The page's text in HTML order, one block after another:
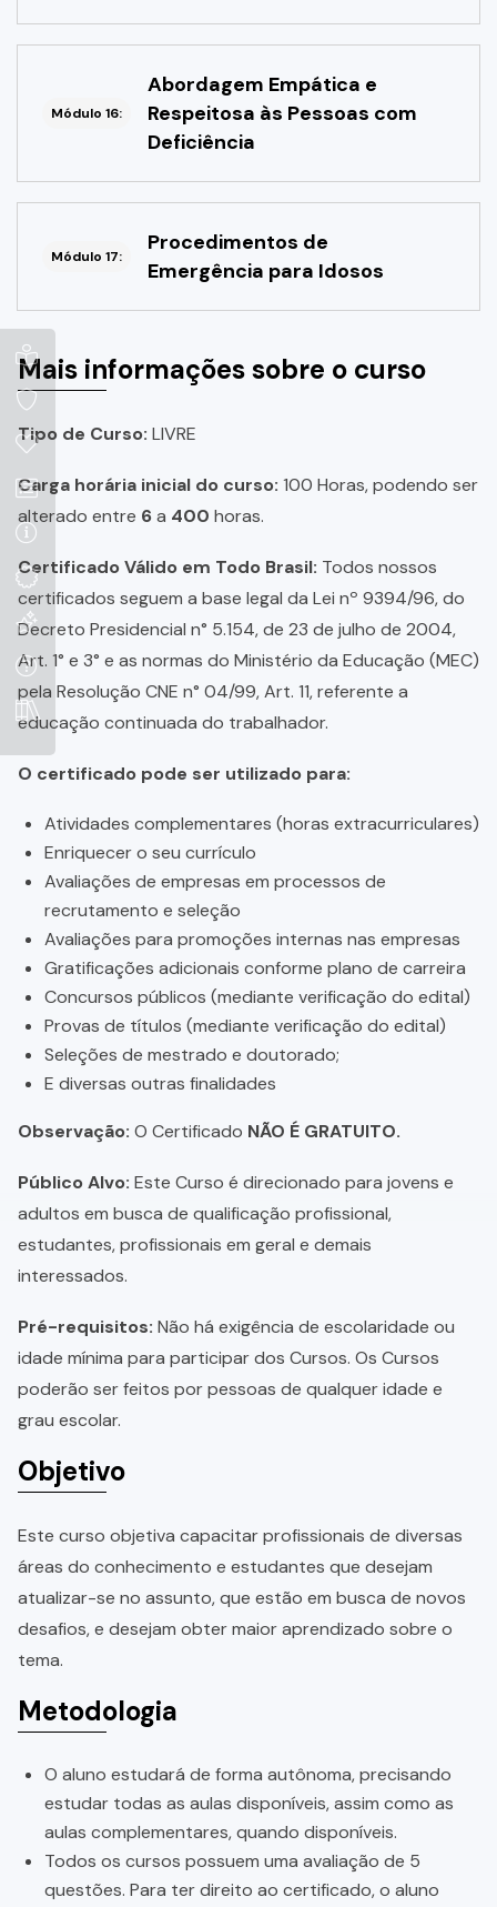
Módulo 16:
Abordagem Empática e
Respeitosa às Pessoas com
Deficiência
Módulo 17:
Procedimentos de
Emergência para Idosos
Mais informações sobre o curso
Tipo de Curso: LIVRE
Carga horária inicial do curso: 100 Horas, podendo ser
alterado entre 6a 400 horas.
Certificado Válido em Todo Brasil: Todos nossos
certificados seguem a base legal da Lei nº 9394/96, do
Decreto Presidencial n° 5.154, de 23 de julho de 2004,
Art. 1° e 3° e as normas do Ministério da Educação (MEC)
pela Resolução CNE n° 04/99, Art. 11, referente a
educação continuada do trabalhador.
O certificado pode ser utilizado para:
Atividades complementares (horas extracurriculares)
Enriquecer o seu currículo
Avaliações de empresas em processos de
recrutamento e seleção
Avaliações para promoções internas nas empresas
Gratificações adicionais conforme plano de carreira
Concursos públicos (mediante verificação do edital)
Provas de títulos (mediante verificação do edital)
Seleções de mestrado e doutorado;
E diversas outras finalidades
Observação: O Certificado NÃO É GRATUITO.
Público Alvo: Este Curso é direcionado para jovens e
adultos em busca de qualificação profissional,
estudantes, profissionais em geral e demais
interessados.
Pré-requisitos: Não há exigência de escolaridade ou
idade mínima para participar dos Cursos. Os Cursos
poderão ser feitos por pessoas de qualquer idade e
grau escolar.
Objetivo
Este curso objetiva capacitar profissionais de diversas
áreas do conhecimento e estudantes que desejam
atualizar-se no assunto, que estão em busca de novos
desafios, e desejam obter maior aprendizado sobre o
tema.
Metodologia
O aluno estudará de forma autônoma, precisando
estudar todas as aulas disponíveis, assim como as
aulas complementares, quando disponíveis.
Todos os cursos possuem uma avaliação de 5
questões. Para ter direito ao certificado, o aluno